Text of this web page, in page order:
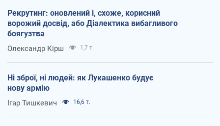
Рекрутинг: оновлений і, схоже, корисний
ворожий досвід, або Діалектика вибагливого
боягузтва
Олександр Кірш 1,7 т.
Ні зброї, ні людей: як Лукашенко будує
нову армію
Ігар Тишкевич 16,6 т.